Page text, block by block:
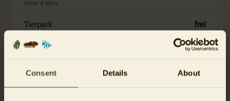
Consent Details About
unter 4 Jahre
Tierpark frei
ALG I+II-Empfänger*innen, Schwerbehinderte (ab 50 GdB, 16+)